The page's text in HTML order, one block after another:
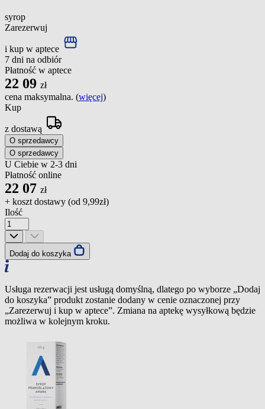
syrop
Zarezerwuj
i kup w aptece
7 dni na odbiór
Płatność w aptece
22 09 zł
cena maksymalna. (więcej)
Kup
z dostawą
O sprzedawcy
O sprzedawcy
U Ciebie w 2-3 dni
Płatność online
22 07 zł
+ koszt dostawy (od 9,99zł)
Ilość
Dodaj do koszyka
Usługa rezerwacji jest usługą domyślną, dlatego po wyborze „Dodaj
do koszyka” produkt zostanie dodany w cenie oznaczonej przy
„Zarezerwuj i kup w aptece”. Zmiana na aptekę wysyłkową będzie
możliwa w kolejnym kroku.